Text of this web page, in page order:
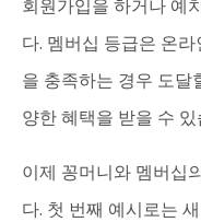
회원가입을 하거나 예
다. 멤버십 등급은 온
을 충족하는 경우 도달
양한 혜택을 받을 수 있
이제 꽁머니와 멤버십
다. 첫 번째 예시로는